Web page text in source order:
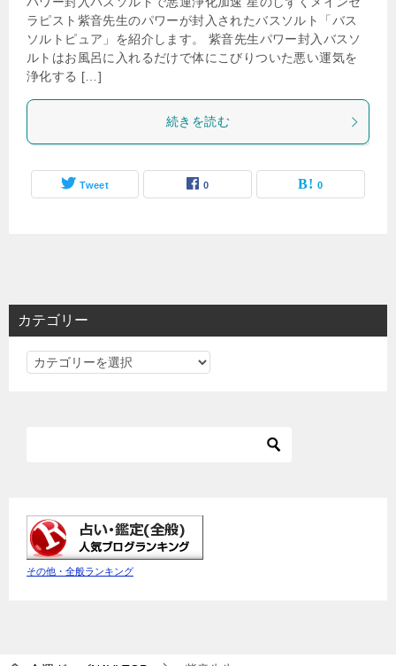
ラピスト紫音先生のパワーが封入されたバスソルト「バス
ソルトピュア」を紹介します。 紫音先生パワー封入バスソ
ルトはお風呂に入れるだけで体にこびりついた悪い運気を
浄化する […]
続きを読む
Tweet 0 0
カテゴリー
カ
その他・全般ランキング